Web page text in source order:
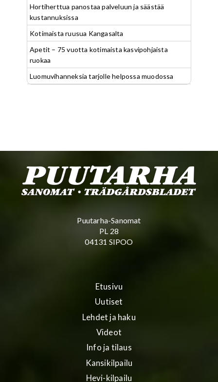
Hortiherttua panostaa palveluun ja säästää
kustannuksissa
Kotimaista ruusua Kangasalta
Apetit – 75 vuotta kotimaista kasvipohjaista
ruokaa
Luomuvihanneksia tarjolle helpossa muodossa
Puutarha-Sanomat
PL 28
04131 SIPOO
Etusivu
Uutiset
Lehdet ja haku
Videot
Info ja tilaus
Kansikilpailu
Hevi-kilpailu